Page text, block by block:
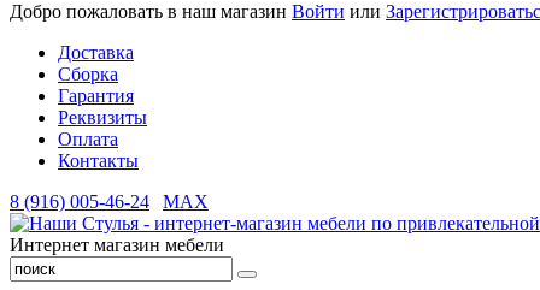
Добро пожаловать в наш магазин Войти или
Доставка
Сборка
Гарантия
Реквизиты
Оплата
Контакты
8 (916) 005-46-24
MAX
Интернет магазин мебели